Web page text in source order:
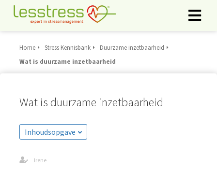
Home Stress Kennisbank
Duurzame inzetbaarheid
Wat is duurzame inzetbaarheid
Wat is duurzame inzetbaarheid
Inhoudsopgave
Irene
te